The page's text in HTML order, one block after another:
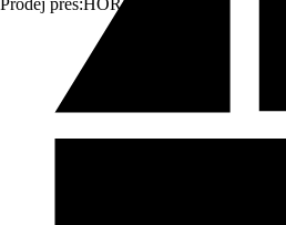
Prodej přes:HORNBACH